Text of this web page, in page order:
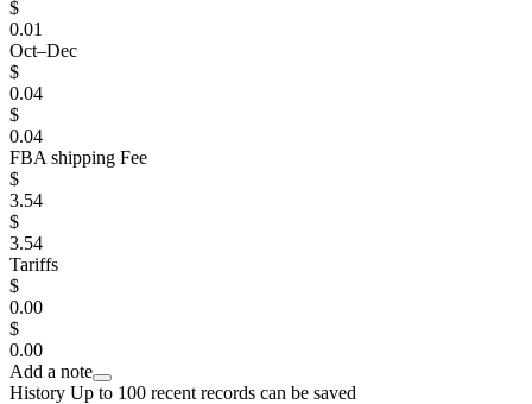
$
0.01
Oct–Dec
$
0.04
$
0.04
FBA shipping Fee
$
3.54
$
3.54
Tariffs
$
0.00
$
0.00
Add a note
History Up to 100 recent records can be saved